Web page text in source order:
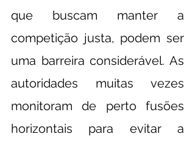
que buscam manter a
competição justa, podem ser
uma barreira considerável. As
autoridades muitas vezes
monitoram de perto fusões
horizontais para evitar a